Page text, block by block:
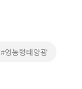
#영농형태양광